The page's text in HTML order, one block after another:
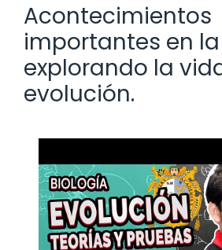
Acontecimientos
importantes en
explorando la
evolución.